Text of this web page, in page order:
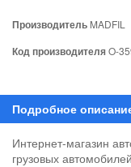
Производитель MADFIL
Код производителяO-
Интернет-магазин
грузовых